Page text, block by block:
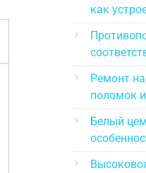
как
Ремонт
поломок
Белый